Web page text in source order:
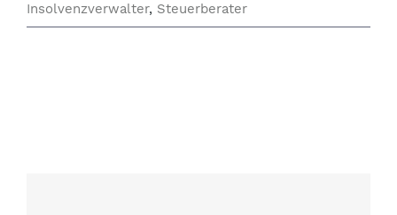
Insolvenzverwalter, Steuerberater